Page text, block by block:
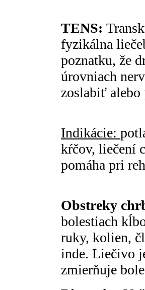
TENS:
fyzikálna
poznatku, že
úrovniach
zoslabiť
Indikácie:
kŕčov, liečení
pomáha pri
Obstreky
bolestiach
ruky, kolien,
inde. Liečivo
zmierňuje